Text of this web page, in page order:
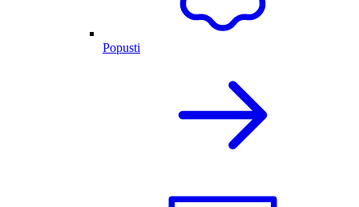
Popusti